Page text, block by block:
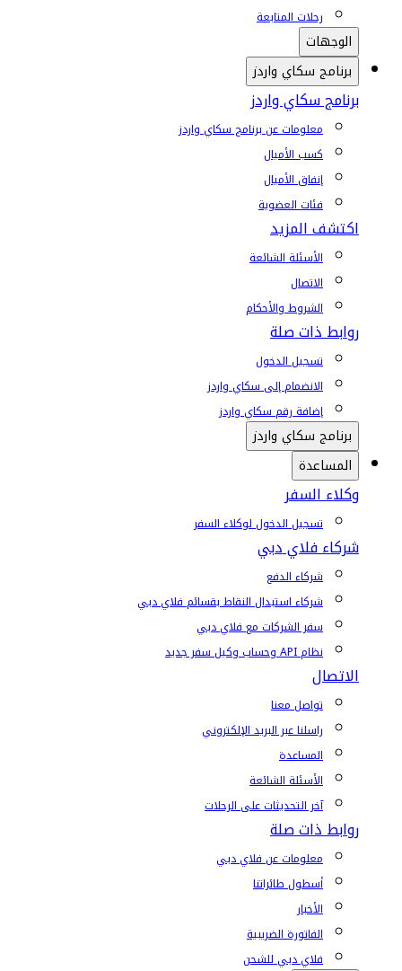
رحلات المتابعة
الوجهات
برنامج سكاي واردز
برنامج سكاي واردز
معلومات عن برنامج سكاي واردز
كسب الأميال
إنفاق الأميال
فئات العضوية
اكتشف المزيد
الأسئلة الشائعة
الاتصال
الشروط والأحكام
روابط ذات صلة
تسجيل الدخول
الانضمام إلى سكاي واردز
إضافة رقم سكاي واردز
برنامج سكاي واردز
المساعدة
وكلاء السفر
تسجيل الدخول لوكلاء السفر
شركاء فلاي دبي
شركاء الدفع
شركاء استبدال النقاط بقسائم فلاي دبي
سفر الشركات مع فلاي دبي
نظام API وحساب وكيل سفر جديد
الاتصال
تواصل معنا
راسلنا عبر البريد الإلكتروني
المساعدة
الأسئلة الشائعة
آخر التحديثات على الرحلات
روابط ذات صلة
معلومات عن فلاي دبي
أسطول طائراتنا
الأخبار
الفاتورة الضريبية
فلاي دبي للشحن